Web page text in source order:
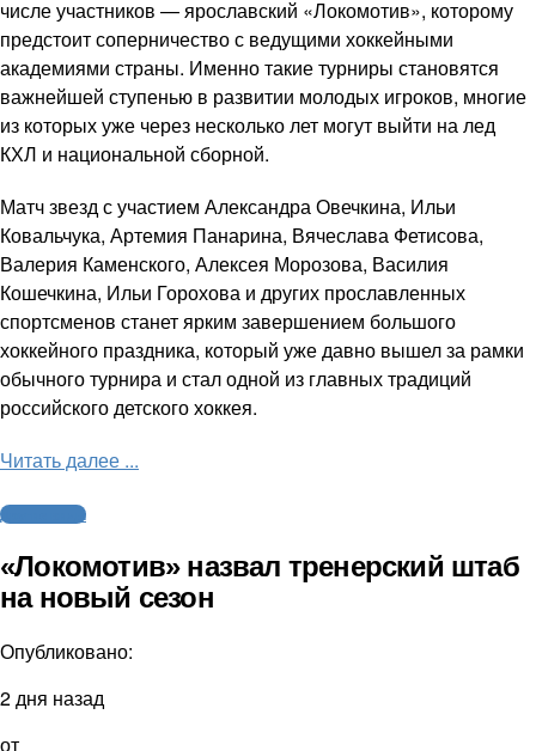
числе участников — ярославский «Локомотив», которому
предстоит соперничество с ведущими хоккейными
академиями страны. Именно такие турниры становятся
важнейшей ступенью в развитии молодых игроков, многие
из которых уже через несколько лет могут выйти на лед
КХЛ и национальной сборной.
Матч звезд с участием Александра Овечкина, Ильи
Ковальчука, Артемия Панарина, Вячеслава Фетисова,
Валерия Каменского, Алексея Морозова, Василия
Кошечкина, Ильи Горохова и других прославленных
спортсменов станет ярким завершением большого
хоккейного праздника, который уже давно вышел за рамки
обычного турнира и стал одной из главных традиций
российского детского хоккея.
Читать далее ...
Другие виды
«Локомотив» назвал тренерский штаб
на новый сезон
Опубликовано:
2 дня назад
от